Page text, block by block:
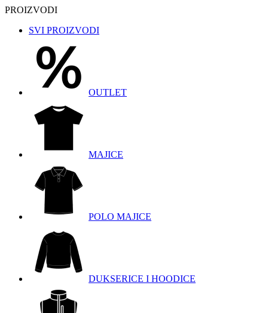
PROIZVODI
SVI PROIZVODI
OUTLET
MAJICE
POLO MAJICE
DUKSERICE I HOODICE